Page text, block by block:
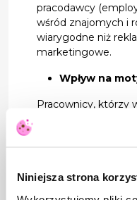
Niniejsza strona
pracodawcy
wśród znajomych i
wiarygodne niż
marketingowe.
Wpływ na
Pracownicy, którzy
zaangażowani. Z